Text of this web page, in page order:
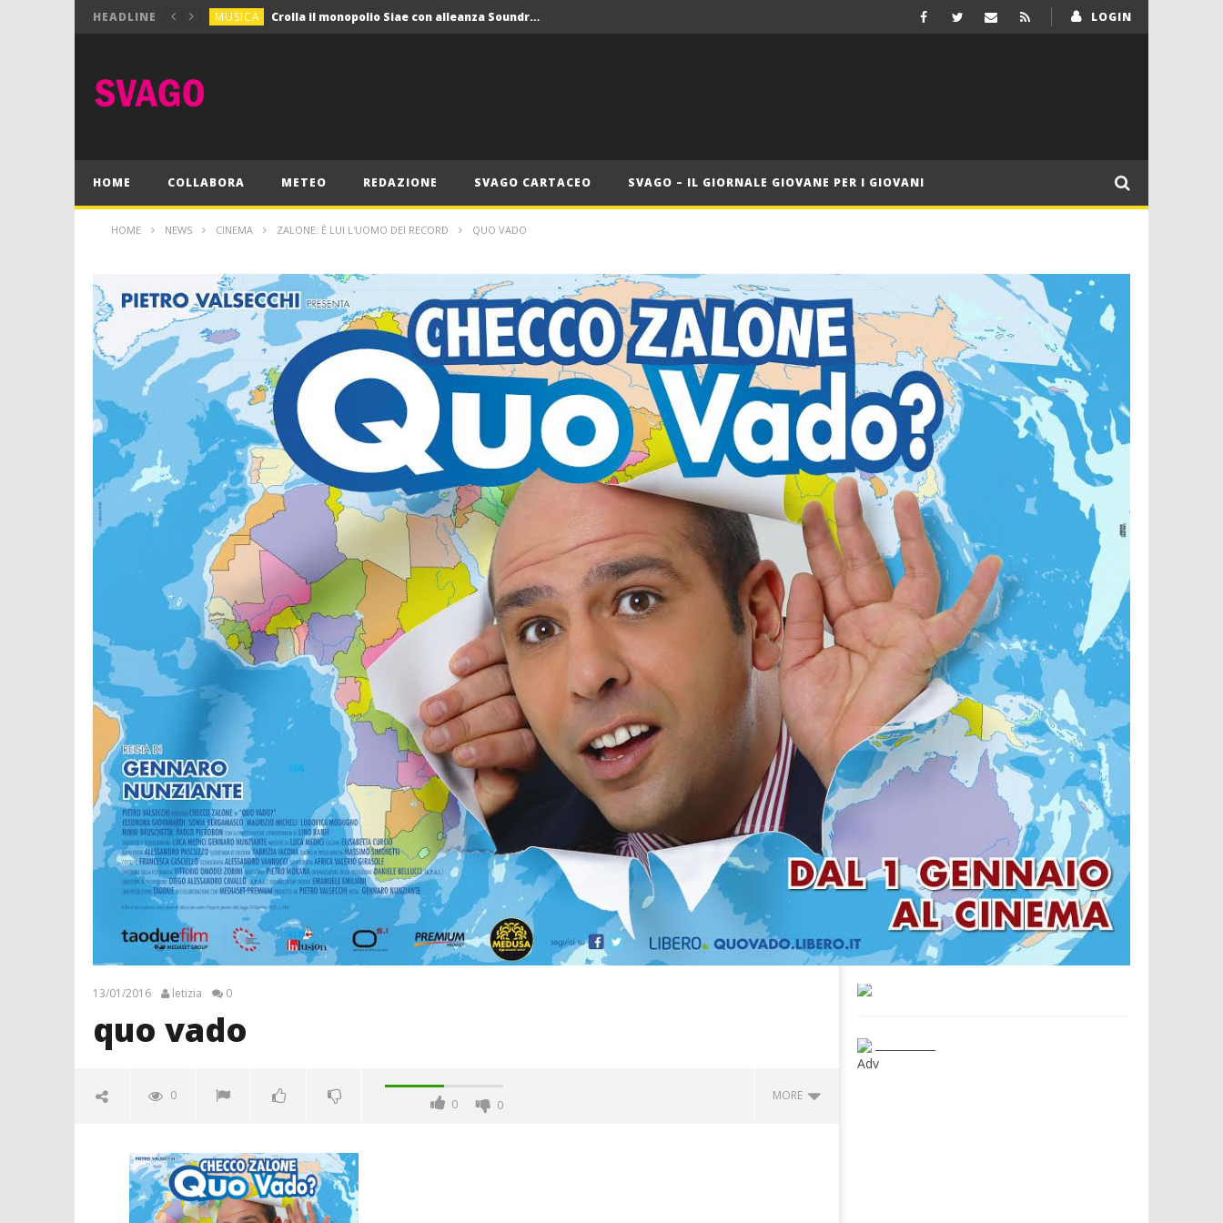
HEADLINE MUSICA Crolla il monopolio Siae con alleanza Soundreef – LEA
MUSICA Crolla il monopolio Siae con alleanza Soundreef – LEA
LOGIN
HOME COLLABORA METEO REDAZIONE SVAGO CARTACEO SVAGO – IL GIORNALE GIOVANE PER I GIOVANI
HOME NEWS CINEMA ZALONE: È LUI L'UOMO DEI RECORD QUO VADO
13/01/2016 letizia 0
quo vado
0
0 0
MORE
13/01/2016
letizia
___________
Adv